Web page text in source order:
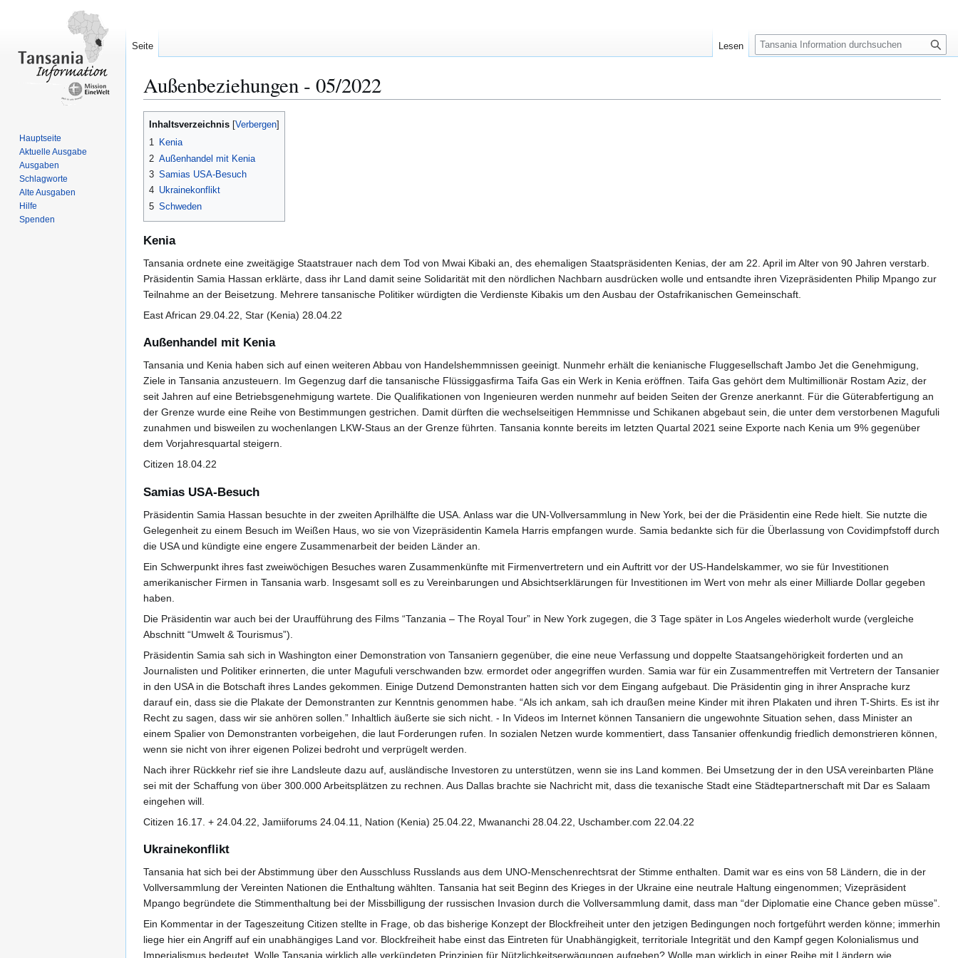
Außenbeziehungen ‐ 05/2022
Zur
Zur
Inhaltsverzeichnis
1 Kenia
2 Außenhandel mit Kenia
3 Samias USA-Besuch
4 Ukrainekonflikt
5 Schweden
Kenia
Tansania ordnete eine zweitägige Staatstrauer nach dem Tod von Mwai Kibaki an, des ehemaligen Staatspräsidenten Kenias, der am 22. April im Alter von 90 Jahren verstarb.
Präsidentin Samia Hassan erklärte, dass ihr Land damit seine Solidarität mit den nördlichen Nachbarn ausdrücken wolle und entsandte ihren Vizepräsidenten Philip Mpango zur
Teilnahme an der Beisetzung. Mehrere tansanische Politiker würdigten die Verdienste Kibakis um den Ausbau der Ostafrikanischen Gemeinschaft.
East African 29.04.22, Star (Kenia) 28.04.22
Außenhandel mit Kenia
Tansania und Kenia haben sich auf einen weiteren Abbau von Handelshemmnissen geeinigt. Nunmehr erhält die kenianische Fluggesellschaft Jambo Jet die Genehmigung,
Ziele in Tansania anzusteuern. Im Gegenzug darf die tansanische Flüssiggasfirma Taifa Gas ein Werk in Kenia eröffnen. Taifa Gas gehört dem Multimillionär Rostam Aziz, der
seit Jahren auf eine Betriebsgenehmigung wartete. Die Qualifikationen von Ingenieuren werden nunmehr auf beiden Seiten der Grenze anerkannt. Für die Güterabfertigung an
der Grenze wurde eine Reihe von Bestimmungen gestrichen. Damit dürften die wechselseitigen Hemmnisse und Schikanen abgebaut sein, die unter dem verstorbenen Magufuli
zunahmen und bisweilen zu wochenlangen LKW-Staus an der Grenze führten. Tansania konnte bereits im letzten Quartal 2021 seine Exporte nach Kenia um 9% gegenüber
dem Vorjahresquartal steigern.
Citizen 18.04.22
Samias USA-Besuch
Präsidentin Samia Hassan besuchte in der zweiten Aprilhälfte die USA. Anlass war die UN-Vollversammlung in New York, bei der die Präsidentin eine Rede hielt. Sie nutzte die
Gelegenheit zu einem Besuch im Weißen Haus, wo sie von Vizepräsidentin Kamela Harris empfangen wurde. Samia bedankte sich für die Überlassung von Covidimpfstoff durch
die USA und kündigte eine engere Zusammenarbeit der beiden Länder an.
Ein Schwerpunkt ihres fast zweiwöchigen Besuches waren Zusammenkünfte mit Firmenvertretern und ein Auftritt vor der US-Handelskammer, wo sie für Investitionen
amerikanischer Firmen in Tansania warb. Insgesamt soll es zu Vereinbarungen und Absichtserklärungen für Investitionen im Wert von mehr als einer Milliarde Dollar gegeben
haben.
Die Präsidentin war auch bei der Uraufführung des Films “Tanzania – The Royal Tour” in New York zugegen, die 3 Tage später in Los Angeles wiederholt wurde (vergleiche
Abschnitt “Umwelt & Tourismus”).
Präsidentin Samia sah sich in Washington einer Demonstration von Tansaniern gegenüber, die eine neue Verfassung und doppelte Staatsangehörigkeit forderten und an
Journalisten und Politiker erinnerten, die unter Magufuli verschwanden bzw. ermordet oder angegriffen wurden. Samia war für ein Zusammentreffen mit Vertretern der Tansanier
in den USA in die Botschaft ihres Landes gekommen. Einige Dutzend Demonstranten hatten sich vor dem Eingang aufgebaut. Die Präsidentin ging in ihrer Ansprache kurz
darauf ein, dass sie die Plakate der Demonstranten zur Kenntnis genommen habe. “Als ich ankam, sah ich draußen meine Kinder mit ihren Plakaten und ihren T-Shirts. Es ist ihr
Recht zu sagen, dass wir sie anhören sollen.” Inhaltlich äußerte sie sich nicht. - In Videos im Internet können Tansaniern die ungewohnte Situation sehen, dass Minister an
einem Spalier von Demonstranten vorbeigehen, die laut Forderungen rufen. In sozialen Netzen wurde kommentiert, dass Tansanier offenkundig friedlich demonstrieren können,
wenn sie nicht von ihrer eigenen Polizei bedroht und verprügelt werden.
Nach ihrer Rückkehr rief sie ihre Landsleute dazu auf, ausländische Investoren zu unterstützen, wenn sie ins Land kommen. Bei Umsetzung der in den USA vereinbarten Pläne
sei mit der Schaffung von über 300.000 Arbeitsplätzen zu rechnen. Aus Dallas brachte sie Nachricht mit, dass die texanische Stadt eine Städtepartnerschaft mit Dar es Salaam
eingehen will.
Citizen 16.17. + 24.04.22, Jamiiforums 24.04.11, Nation (Kenia) 25.04.22, Mwananchi 28.04.22, Uschamber.com 22.04.22
Ukrainekonflikt
Tansania hat sich bei der Abstimmung über den Ausschluss Russlands aus dem UNO-Menschenrechtsrat der Stimme enthalten. Damit war es eins von 58 Ländern, die in der
Vollversammlung der Vereinten Nationen die Enthaltung wählten. Tansania hat seit Beginn des Krieges in der Ukraine eine neutrale Haltung eingenommen; Vizepräsident
Mpango begründete die Stimmenthaltung bei der Missbilligung der russischen Invasion durch die Vollversammlung damit, dass man “der Diplomatie eine Chance geben müsse”.
Ein Kommentar in der Tageszeitung Citizen stellte in Frage, ob das bisherige Konzept der Blockfreiheit unter den jetzigen Bedingungen noch fortgeführt werden könne; immerhin
liege hier ein Angriff auf ein unabhängiges Land vor. Blockfreiheit habe einst das Eintreten für Unabhängigkeit, territoriale Integrität und den Kampf gegen Kolonialismus und
Imperialismus bedeutet. Wolle Tansania wirklich alle verkündeten Prinzipien für Nützlichkeitserwägungen aufgeben? Wolle man wirklich in einer Reihe mit Ländern wie
Seite Lesen
S
u
e
Hauptseite
Aktuelle Ausgabe
Ausgaben
Schlagworte
Alte Ausgaben
Hilfe
Spenden